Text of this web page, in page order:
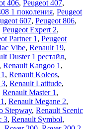
406, Peugeot 407,
1 поколения, Peugeot
607, Peugeot 806,
Peugeot Expert 2,
Partner 1 , Peugeot
Vibe, Renault 19,
Duster 1 рестайл,
, Renault Kangoo 1 ,
, Renault Koleos,
3, Renault Latitude,
Renault Master 1 ,
, Renault Megane 2,
Stepway, Renault Scenic
3, Renault Symbol,